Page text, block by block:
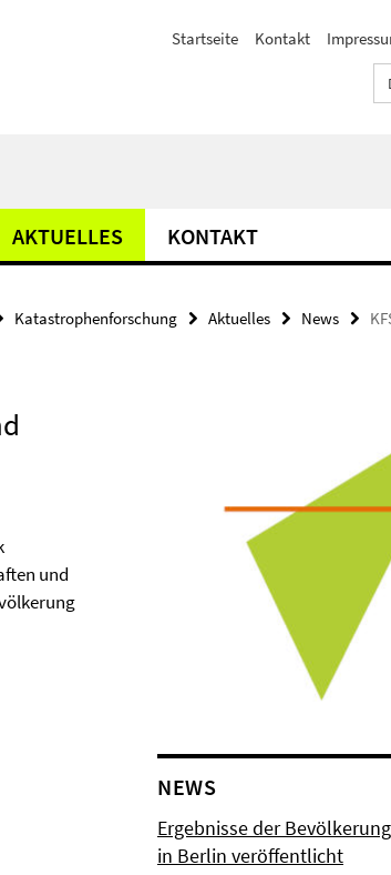
Startseite Kontakt
AKTUELLES KONTAKT
Katastrophenforschung Aktuelles News
und
NEWS
Ergebnisse der
in Berlin veröffentlicht